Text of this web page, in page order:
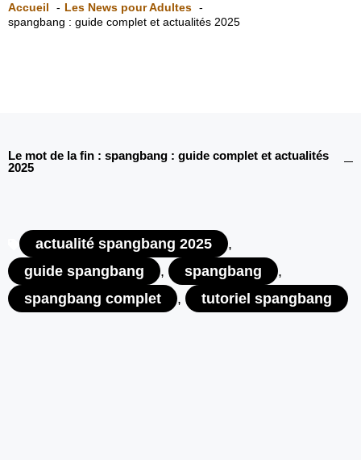
Accueil
Les News pour Adultes
spangbang : guide complet et actualités 2025
Le mot de la fin : spangbang : guide complet et actualités
2025
actualité spangbang 2025
,
guide spangbang
, spangbang
,
spangbang complet
, tutoriel spangbang